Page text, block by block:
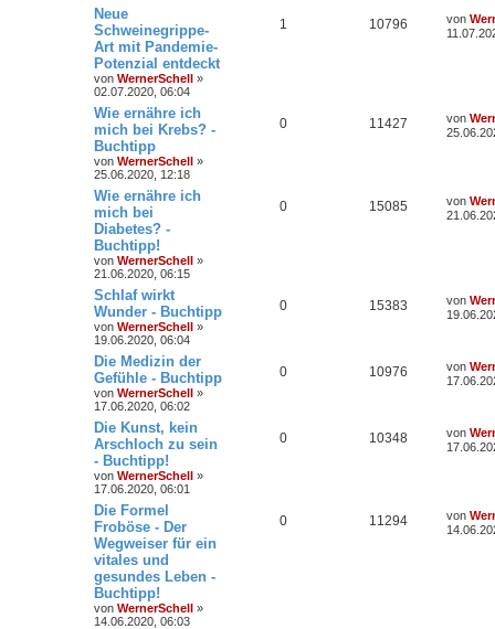
Neue
Schweinegrippe-
Art mit Pandemie-
Potenzial entdeckt
von WernerSchell »
02.07.2020, 06:04
1 10796 von
Wie ernähre ich
mich bei Krebs? -
Buchtipp
von WernerSchell »
25.06.2020, 12:18
0 11427 von
Wie ernähre ich
mich bei
Diabetes? -
Buchtipp!
von WernerSchell »
21.06.2020, 06:15
0 15085 von
Schlaf wirkt
Wunder - Buchtipp
von WernerSchell »
19.06.2020, 06:04
0 15383 von
Die Medizin der
Gefühle - Buchtipp
von WernerSchell »
17.06.2020, 06:02
0 10976 von
Die Kunst, kein
Arschloch zu sein
- Buchtipp!
von WernerSchell »
17.06.2020, 06:01
0 10348 von
Die Formel
Froböse - Der
Wegweiser für ein
vitales und
gesundes Leben -
Buchtipp!
von WernerSchell »
14.06.2020, 06:03
0 11294 von